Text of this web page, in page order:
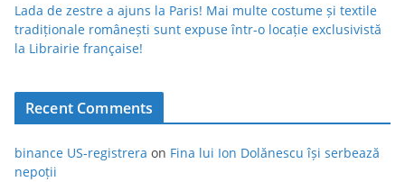
Lada de zestre a ajuns la Paris! Mai multe costume și textile
tradiționale românești sunt expuse într-o locație exclusivistă
la Librairie française!
Recent Comments
binance US-registrera on Fina lui Ion Dolănescu își serbează
nepoții